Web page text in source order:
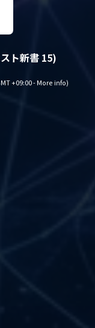
ト新書 15)
+09:00 - More info)